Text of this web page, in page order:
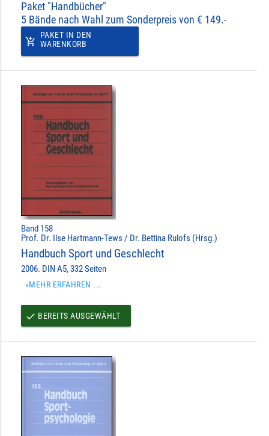
Paket "Handbücher"
5 Bände nach Wahl zum Sonderpreis von € 149.-
add_shopping_cart
PAKET IN DEN
WARENKORB
Band 158
Prof. Dr. Ilse Hartmann-Tews / Dr. Bettina Rulofs (Hrsg.)
Handbuch Sport und Geschlecht
2006. DIN A5, 332 Seiten
»MEHR ERFAHREN ...
done BEREITS AUSGEWÄHLT